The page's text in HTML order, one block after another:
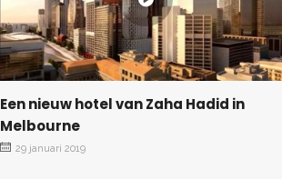
Een nieuw hotel van Zaha Hadid in
Melbourne
29 januari 2019